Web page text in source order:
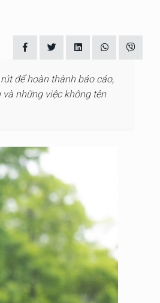
để hoàn thành báo cáo,
những việc không tên